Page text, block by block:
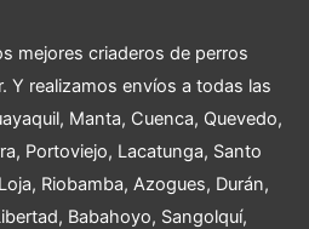
mejores criaderos de perros
Y realizamos envíos a todas las
Manta, Cuenca, Quevedo,
Portoviejo, Lacatunga, Santo
Riobamba, Azogues, Durán,
Babahoyo, Sangolquí,